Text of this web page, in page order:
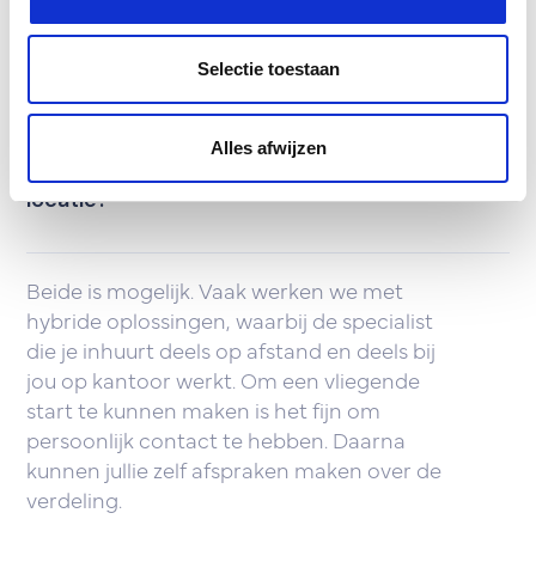
Selectie toestaan
Alles afwijzen
gemakkelijk en snel stappen zetten. Als je de
basis gelijk goed opzet, profiteer je daar
straks van als je gaat groeien.
Werken jullie op afstand of bij ons op
locatie?
Beide is mogelijk. Vaak werken we met
hybride oplossingen, waarbij de specialist
die je inhuurt deels op afstand en deels bij
jou op kantoor werkt. Om een vliegende
start te kunnen maken is het fijn om
persoonlijk contact te hebben. Daarna
kunnen jullie zelf afspraken maken over de
verdeling.